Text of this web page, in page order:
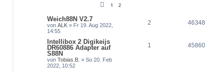
1 2
Weich88N V2.7
von ALK » Fr 19. Aug 2022,
14:55
2 46348
Intellibox 2 Digikeijs
DR60886 Adapter auf
S88N
von Tobias.B. » So 20. Feb
2022, 10:52
1 45860